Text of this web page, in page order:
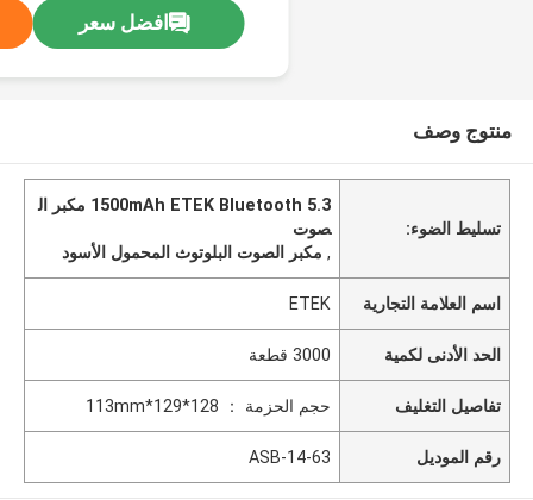
افضل سعر
منتوج وصف
تسليط الضوء:
1500mAh ETEK Bluetooth 5.3 مكبر ال
صوت
, مكبر الصوت البلوتوث المحمول الأسود
اسم العلامة التجارية ETEK
الحد الأدنى لكمية 3000 قطعة
تفاصيل التغليف حجم الحزمة ： 128*129*113mm
رقم الموديل ASB-14-63